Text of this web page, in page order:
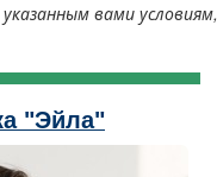
вами
"Эйла"